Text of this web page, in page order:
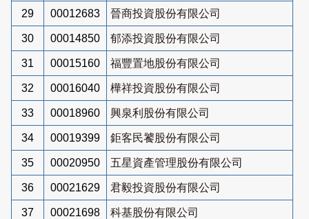
29 00012683 晉商投資股份有限公司
30 00014850 郁添投資股份有限公司
31 00015160 福豐置地股份有限公司
32 00016040 樺祥投資股份有限公司
33 00018960 興泉利股份有限公司
34 00019399 鉅客民饕股份有限公司
35 00020950 五星資產管理股份有限公司
36 00021629 君毅投資股份有限公司
37 00021698 科基股份有限公司